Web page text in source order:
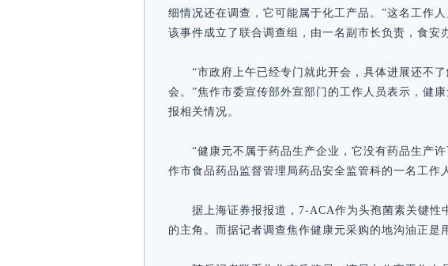
细情况还在调查，它可能属于化工产品。”这名工作
该事件成立了联合调查组，由一名副市长负责，食安
“市政府上午已经专门就此开会，具体进展还不
会。”焦作市委宣传部外宣部门的工作人员表示，健
报相关情况。
“健康元不属于药品生产企业，它没有药品生产
作市食品药品监督管理局药品安全监管科的一名工作
据上海证券报报道，7-ACA作为头孢菌素关键性
的主角。而据记者调查焦作健康元采购的地沟油正是